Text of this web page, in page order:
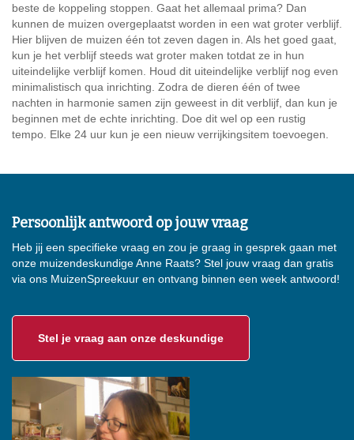
beste de koppeling stoppen. Gaat het allemaal prima? Dan
kunnen de muizen overgeplaatst worden in een wat groter verblijf.
Hier blijven de muizen één tot zeven dagen in. Als het goed gaat,
kun je het verblijf steeds wat groter maken totdat ze in hun
uiteindelijke verblijf komen. Houd dit uiteindelijke verblijf nog even
minimalistisch qua inrichting. Zodra de dieren één of twee
nachten in harmonie samen zijn geweest in dit verblijf, dan kun je
beginnen met de echte inrichting. Doe dit wel op een rustig
tempo. Elke 24 uur kun je een nieuw verrijkingsitem toevoegen.
Persoonlijk antwoord op jouw vraag
Heb jij een specifieke vraag en zou je graag in gesprek gaan met
onze muizendeskundige Anne Raats? Stel jouw vraag dan gratis
via ons MuizenSpreekuur en ontvang binnen een week antwoord!
Stel je vraag aan onze deskundige